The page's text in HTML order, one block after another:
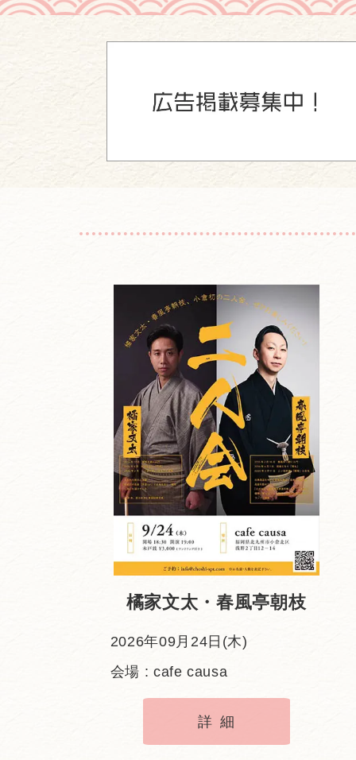
橘家文太・春風亭朝枝
2026年09月24日(木)
会場 : cafe causa
詳細